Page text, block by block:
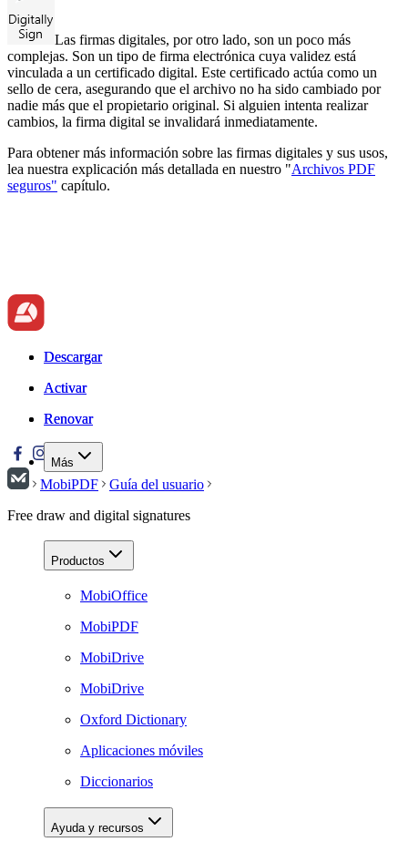
Las firmas digitales, por otro lado, son un poco más
complejas. Son un tipo de firma electrónica cuya validez está
vinculada a un certificado digital. Este certificado actúa como un
sello de cera, asegurando que el archivo no ha sido cambiado por
nadie más que el propietario original. Si alguien intenta realizar
cambios, la firma digital se invalidará inmediatamente.
Para obtener más información sobre las firmas digitales y sus usos,
lea nuestra explicación más detallada en nuestro "Archivos PDF
seguros" capítulo.
Descargar
Activar
Renovar
Más
Descargar
Activar
Renovar
MobiPDF
Guía del usuario
Free draw and digital signatures
Productos
MobiOffice
MobiPDF
MobiDrive
MobiDrive
Oxford Dictionary
Aplicaciones móviles
Diccionarios
Ayuda y recursos